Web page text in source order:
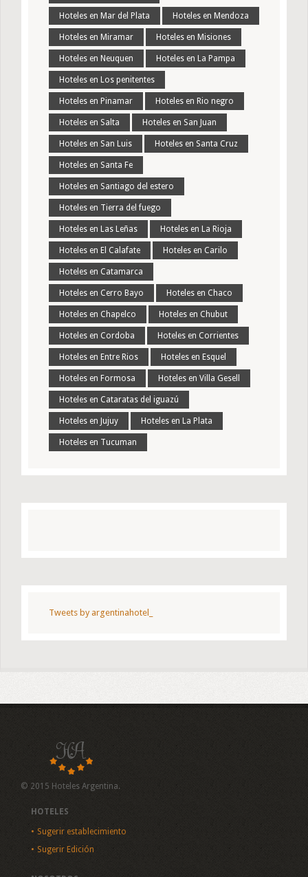
Hoteles en Mar del Plata Hoteles en Mendoza
Hoteles en Miramar Hoteles en Misiones
Hoteles en Neuquen Hoteles en La Pampa
Hoteles en Los penitentes
Hoteles en Pinamar Hoteles en Rio negro
Hoteles en Salta Hoteles en San Juan
Hoteles en San Luis Hoteles en Santa Cruz
Hoteles en Santa Fe
Hoteles en Santiago del estero
Hoteles en Tierra del fuego
Hoteles en Las Leñas Hoteles en La Rioja
Hoteles en El Calafate Hoteles en Carilo
Hoteles en Catamarca
Hoteles en Cerro Bayo Hoteles en Chaco
Hoteles en Chapelco Hoteles en Chubut
Hoteles en Cordoba Hoteles en Corrientes
Hoteles en Entre Rios Hoteles en Esquel
Hoteles en Formosa Hoteles en Villa Gesell
Hoteles en Cataratas del iguazú
Hoteles en Jujuy Hoteles en La Plata
Hoteles en Tucuman
Tweets by argentinahotel_
© 2015 Hoteles Argentina.
HOTELES
Sugerir establecimiento
Sugerir Edición